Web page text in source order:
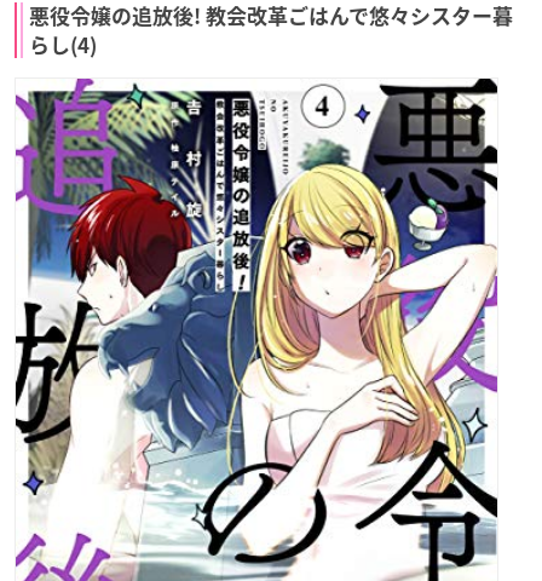
悪役令嬢の追放後! 教会改革ごはんで悠々シスター暮
らし(4)